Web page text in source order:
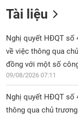
Tài liệu
Nghị quyết HĐQT số
về việc thông qua
đồng với một số
09/08/2026 07:11
Nghị quyết HĐQT số
thông qua chủ